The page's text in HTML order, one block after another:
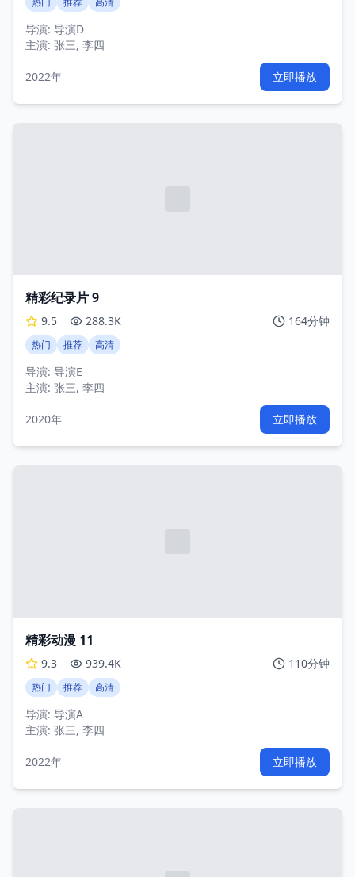
导演: 导演D
主演: 张三, 李四
2022年 立即播放
精彩纪录片 9
9.5 288.3K 164分钟
热门 推荐 高清
导演: 导演E
主演: 张三, 李四
2020年 立即播放
精彩动漫 11
9.3 939.4K 110分钟
热门 推荐 高清
导演: 导演A
主演: 张三, 李四
2022年 立即播放